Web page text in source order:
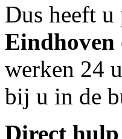
Dus heeft
Eindhoven
werken 24
bij u in de
Direct